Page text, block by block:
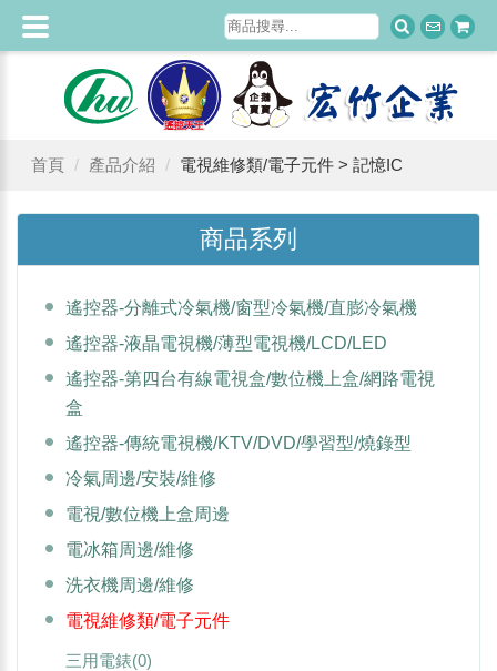
首頁 產品介紹 電視維修類/電子元件 > 記憶IC
商品系列
遙控器-分離式冷氣機/窗型冷氣機/直膨冷氣機
遙控器-液晶電視機/薄型電視機/LCD/LED
遙控器-第四台有線電視盒/數位機上盒/網路電視
盒
遙控器-傳統電視機/KTV/DVD/學習型/燒錄型
冷氣周邊/安裝/維修
電視/數位機上盒周邊
電冰箱周邊/維修
洗衣機周邊/維修
電視維修類/電子元件
三用電錶(0)